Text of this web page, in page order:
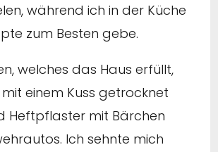
während ich in der Küche
zum Besten gebe.
welches das Haus erfüllt,
einem Kuss getrocknet
Heftpflaster mit Bärchen
Ich sehnte mich